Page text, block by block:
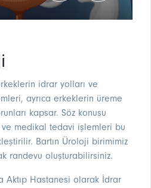
idrar yolları ve
ayrıca erkeklerin üreme
kapsar. Söz konusu
medikal tedavi işlemleri bu
Bartın Üroloji birimimiz
randevu oluşturabilirsiniz.
Aktıp Hastanesi olarak İdrar